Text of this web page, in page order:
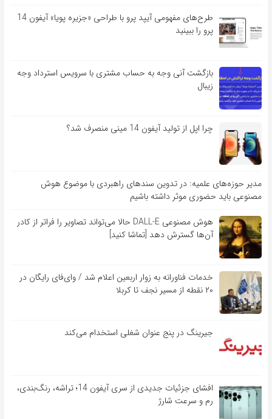
طرح‌های مفهومی آیپد پرو با طراحی «جزیره پویا» آیفون 14
پرو را ببینید
بازگشت آنی وجه به حساب مشتری با سرویس استرداد وجه
زیبال
چرا اپل از تولید آیفون 14 مینی منصرف شد؟
مدیر حوزه‌های علمیه: در تدوین سندهای راهبردی با موضوع هوش
مصنوعی باید حضوری موثر داشته باشیم
هوش مصنوعی DALL-E حالا می‌تواند تصاویر را فراتر از کادر
آن‌ها گسترش دهد [تماشا کنید]
خدمات فناورانه به زوار اربعین اعلام شد / وای‌فای رایگان در
۲۰ نقطه از مسیر نجف تا کربلا
جیرینگ در پنج عنوان شغلی استخدام می‌کند
افشای جزئیات جدیدی از سری آیفون 14؛ تراشه، رنگ‌بندی،
رم و سرعت شارژ